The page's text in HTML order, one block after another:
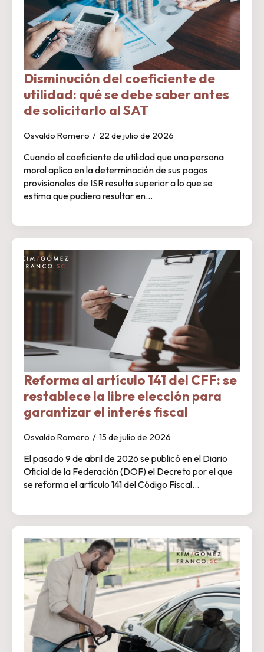
Disminución del coeficiente de
utilidad: qué se debe saber antes
de solicitarlo al SAT
Osvaldo Romero 22 de julio de 2026
Cuando el coeficiente de utilidad que una persona
moral aplica en la determinación de sus pagos
provisionales de ISR resulta superior a lo que se
estima que pudiera resultar en…
Reforma al artículo 141 del CFF: se
restablece la libre elección para
garantizar el interés fiscal
Osvaldo Romero 15 de julio de 2026
El pasado 9 de abril de 2026 se publicó en el Diario
Oficial de la Federación (DOF) el Decreto por el que
se reforma el artículo 141 del Código Fiscal…